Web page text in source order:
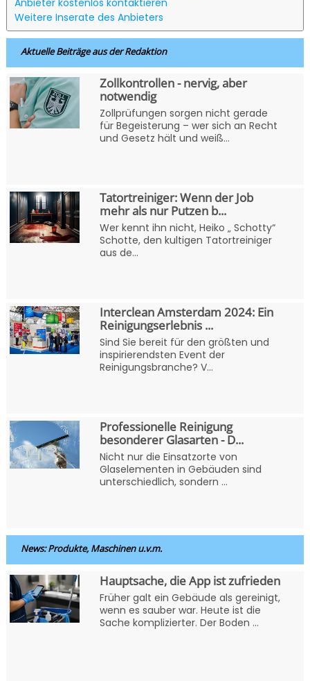
Anbieter kostenlos kontaktieren
Weitere Inserate des Anbieters
Aktuelle Beiträge aus der Redaktion
Zollkontrollen - nervig, aber
notwendig
Zollprüfungen sorgen nicht gerade
für Begeisterung – wer sich an Recht
und Gesetz hält und weiß...
Tatortreiniger: Wenn der Job
mehr als nur Putzen b...
Wer kennt ihn nicht, Heiko „ Schotty“
Schotte, den kultigen Tatortreiniger
aus de...
Interclean Amsterdam 2024: Ein
Reinigungserlebnis ...
Sind Sie bereit für den größten und
inspirierendsten Event der
Reinigungsbranche? V...
Professionelle Reinigung
besonderer Glasarten - D...
Nicht nur die Einsatzorte von
Glaselementen in Gebäuden sind
unterschiedlich, sondern ...
News: Produkte, Maschinen u.v.m.
Hauptsache, die App ist zufrieden
Früher galt ein Gebäude als gereinigt,
wenn es sauber war. Heute ist die
Sache komplizierter. Der Boden ...